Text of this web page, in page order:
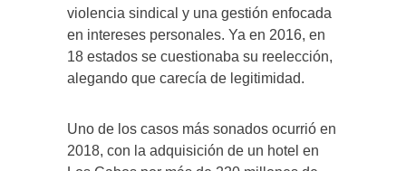
violencia sindical y una gestión enfocada
en intereses personales. Ya en 2016, en
18 estados se cuestionaba su reelección,
alegando que carecía de legitimidad.
Uno de los casos más sonados ocurrió en
2018, con la adquisición de un hotel en